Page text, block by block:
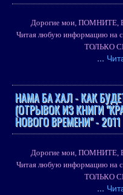
Дорогие мои,
Читая любую информацию
ТОЛЬКО
...
НАМА БА ХАЛ - КАК
(ОТРЫВОК ИЗ КНИГИ
НОВОГО ВРЕМЕНИ" -
Дорогие мои,
Читая любую информацию
ТОЛЬКО
...